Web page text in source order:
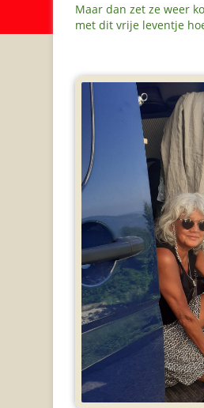
Maar dan zet ze weer
met dit vrije leventje